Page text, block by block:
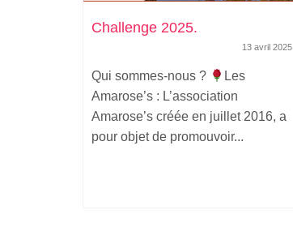
Challenge 2025.
13 avril 2025
Qui sommes-nous ?
Les
Amarose’s : L’association
Amarose’s créée en juillet 2016, a
pour objet de promouvoir...